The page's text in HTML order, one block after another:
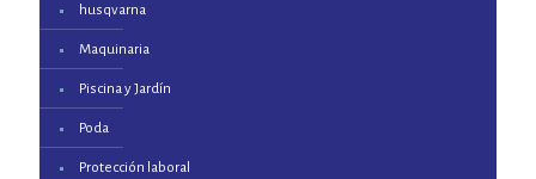
husqvarna
Maquinaria
Piscina y Jardín
Poda
Protección laboral